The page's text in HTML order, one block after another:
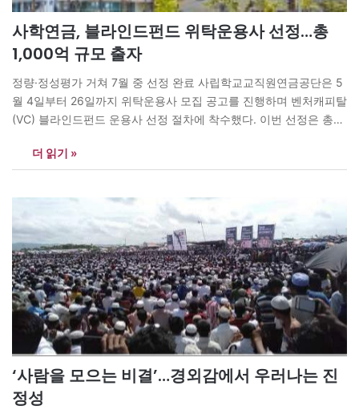
사학연금, 블라인드펀드 위탁운용사 선정…총
1,000억 규모 출자
정량·정성평가 거쳐 7월 중 선정 완료 사립학교교직원연금공단은 5
월 4일부터 26일까지 위탁운용사 모집 공고를 진행하며 벤처캐피탈
(VC) 블라인드펀드 운용사 선정 절차에 착수했다. 이번 선정은 총
200억 원 이하로 제한된다. 평가 결과에 따라 상위 5개사 이내 운용
사가 최종 선정될 예정이다. 선정 절차는 제안서 접수…
더 읽기 »
‘사람을 모으는 비결’…경외감에서 우러나는 진
정성